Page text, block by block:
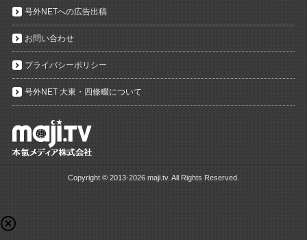
号外NETへの広告出稿
お問い合わせ
プライバシーポリシー
号外NET 大東・四條畷について
Copyright © 2013-2026 maji.tv. All Rights Reserved.